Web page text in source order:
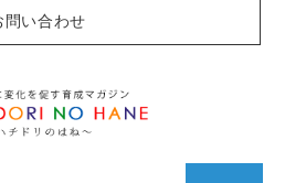
問い合わせ